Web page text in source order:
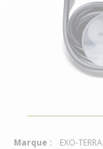
Marque :
EXO-TERRA